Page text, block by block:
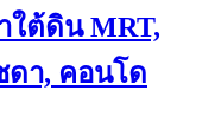
ใต้ดิน MRT,
า, คอนโด